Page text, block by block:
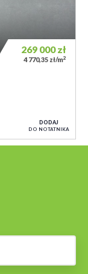
269 000zł
4 770,35 zł/m2
DODAJ
DO NOTATNIKA